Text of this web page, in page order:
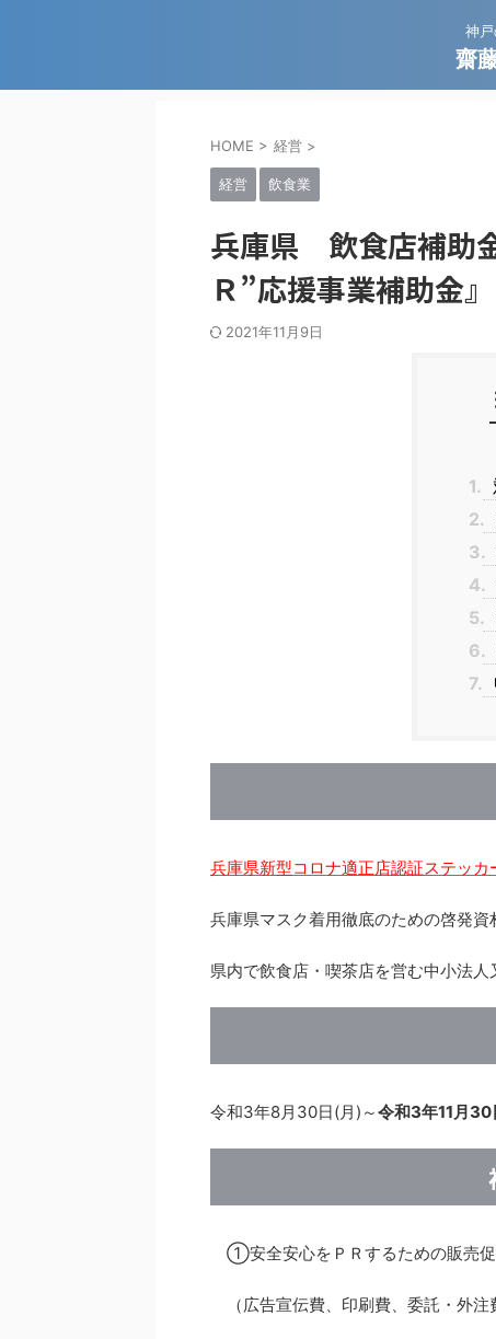
神
齋
HOME > 経営 >
経営 飲食業
兵庫県 飲食店補助
Ｒ”応援事業補助金』
2021年11月9日
1.
2.
3.
4.
5.
6.
7.
兵庫県新型コロナ適正店認証ステッカ
兵庫県マスク着用徹底のための啓発
県内で飲食店・喫茶店を営む中小法人
令和3年8月30日(月)～令和3年11月30
①安全安心をＰＲするための販売
（広告宣伝費、印刷費、委託・外注